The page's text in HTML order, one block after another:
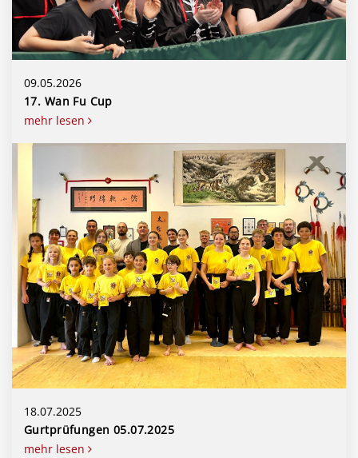
09.05.2026
17. Wan Fu Cup
mehr lesen
18.07.2025
Gurtprüfungen 05.07.2025
mehr lesen